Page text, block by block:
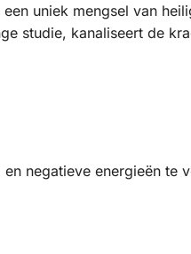
uniek mengsel van
studie, kanaliseert de
negatieve energieën te